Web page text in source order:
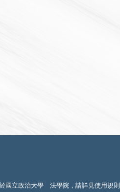
國立政治大學 法學院，請詳見使用規則